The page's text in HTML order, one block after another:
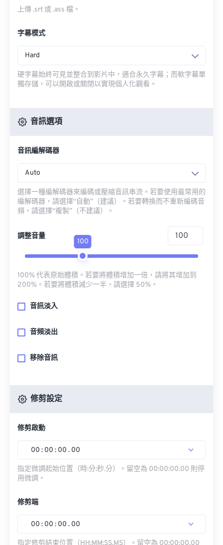
上傳 .srt 或 .ass 檔。
字幕模式
Hard
硬字幕始終可見並整合到影片中，適合永久字幕；而軟字幕單
獨存儲，可以開啟或關閉以實現個人化觀看。
音訊選項
音訊編解碼器
Auto
選擇一種編解碼器來編碼或壓縮音訊串流。若要使用最常用的
編解碼器，請選擇“自動”（建議）。若要轉換而不重新編碼音
頻，請選擇“複製”（不建議）。
調整音量
100
100% 代表原始體積。若要將體積增加一倍，請將其增加到
200%。若要將體積減少一半，請選擇 50%。
音訊淡入
音頻淡出
移除音訊
修剪設定
修剪啟動
00 : 00 : 00 . 00
指定微調起始位置（時:分:秒.分）。留空為 00:00:00.00 則停
用微調。
修剪端
00 : 00 : 00 . 00
指定修剪結束位置（HH:MM:SS.MS）。留空為 00:00:00.00